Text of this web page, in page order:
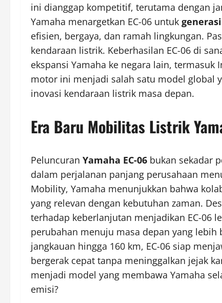
ini dianggap kompetitif, terutama dengan
Yamaha menargetkan EC-06 untuk
efisien, bergaya, dan ramah lingkungan.
kendaraan listrik. Keberhasilan EC-06 di
ekspansi Yamaha ke negara lain,
motor ini menjadi salah satu model global
inovasi kendaraan listrik masa depan.
Era Baru Mobilitas Listrik
Peluncuran Yamaha EC-06 bukan sekadar
dalam perjalanan panjang perusahaan
Mobility, Yamaha menunjukkan bahwa
yang relevan dengan kebutuhan zaman.
terhadap keberlanjutan menjadikan EC-06
perubahan menuju masa depan yang
jangkauan hingga 160 km, EC-06 siap
bergerak cepat tanpa meninggalkan jejak
menjadi model yang membawa Yamaha
emisi?